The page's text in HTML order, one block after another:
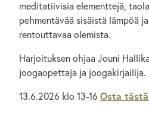
meditatiivisia elementtejä,
pehmentävää sisäistä lämpöä
rentouttavaa olemista.
Harjoituksen ohjaa Jouni
joogaopettaja ja joogakirjailija.
13.6.2026 klo 13-16 Osta